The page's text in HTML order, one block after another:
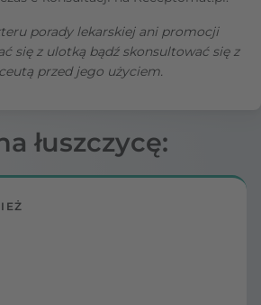
porady lekarskiej ani promocji
się z ulotką bądź skonsultować się z
przed jego użyciem.
łuszczycę: